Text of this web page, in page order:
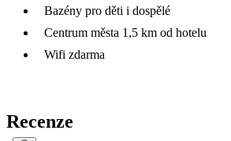
Bazény pro děti i dospělé
Centrum města 1,5 km od hotelu
Wifi zdarma
Recenze